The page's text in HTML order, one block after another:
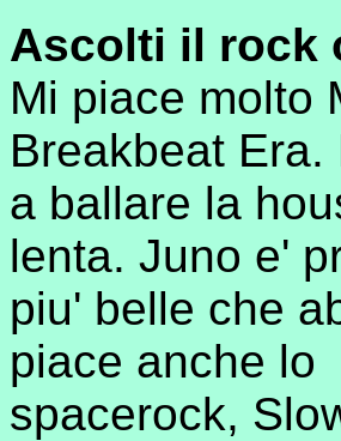
Ascolti il rock
Mi piace molto
Breakbeat
a ballare la
lenta. Juno e'
piu' belle che
piace anche lo
spacerock,